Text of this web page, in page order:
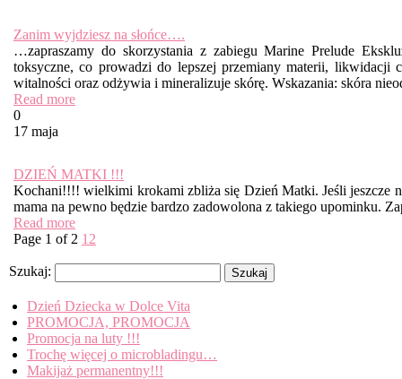
Zanim wyjdziesz na słońce….
…zapraszamy do skorzystania z zabiegu Marine Prelude
toksyczne, co prowadzi do lepszej przemiany materii, likwidacji
witalności oraz odżywia i mineralizuje skórę. Wskazania: skóra
Read more
0
17 maja
DZIEŃ MATKI !!!
Kochani!!!! wielkimi krokami zbliża się Dzień Matki. Jeśli jeszcze
mama na pewno będzie bardzo zadowolona z takiego upominku.
Read more
Page 1 of 2 1 2
Szukaj:
Dzień Dziecka w Dolce Vita
PROMOCJA, PROMOCJA
Promocja na luty !!!
Trochę więcej o microbladingu…
Makijaż permanentny!!!